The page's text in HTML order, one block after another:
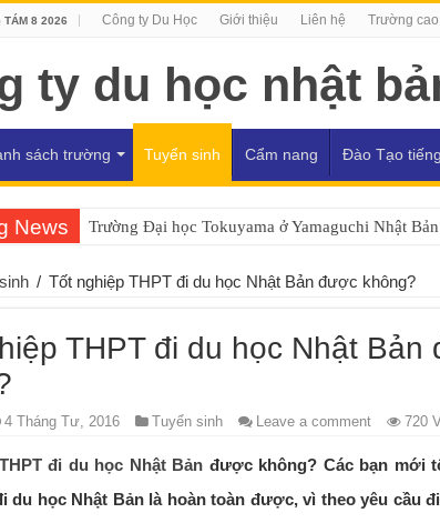
TÁM 8 2026 Công ty Du Học Giới thiệu Liên hệ Trường
sách trường Tuyển sinh Cẩm nang Đào Tạo
News Trường Đại học Tokuyama ở Yamaguchi Nhật Bản
/ Tốt nghiệp THPT đi du học Nhật Bản được không?
THPT đi du học Nhật Bản
4 Tháng Tư, 2016 Tuyển sinh Leave a comment 720
đi du học Nhật Bản được không? Các bạn mới
du học Nhật Bản là hoàn toàn được, vì theo yêu cầu